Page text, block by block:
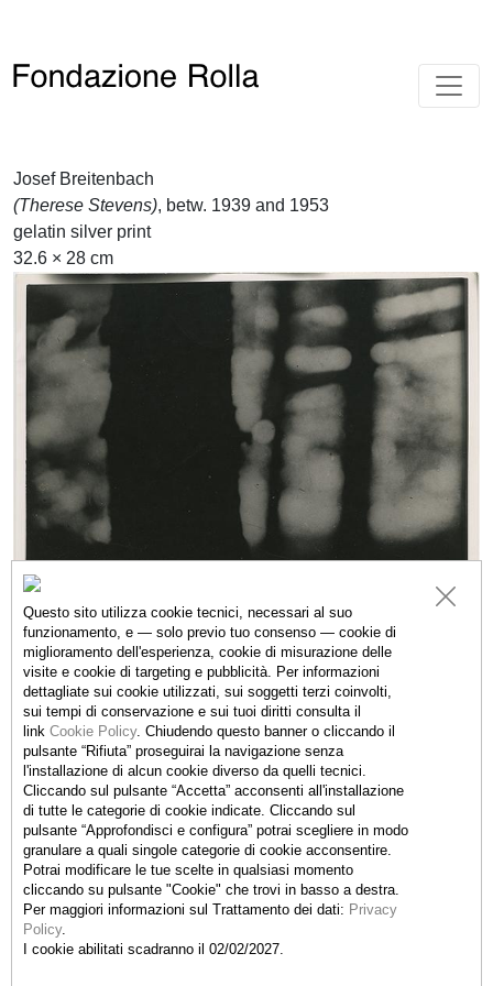
Josef Breitenbach
(Therese Stevens), betw. 1939 and 1953
gelatin silver print
32.6 × 28 cm
Questo sito utilizza cookie tecnici, necessari al suo
funzionamento, e — solo previo tuo consenso — cookie di
miglioramento dell'esperienza, cookie di misurazione delle
visite e cookie di targeting e pubblicità. Per informazioni
dettagliate sui cookie utilizzati, sui soggetti terzi coinvolti,
sui tempi di conservazione e sui tuoi diritti consulta il
link Cookie Policy. Chiudendo questo banner o cliccando il
pulsante “Rifiuta” proseguirai la navigazione senza
l'installazione di alcun cookie diverso da quelli tecnici.
Cliccando sul pulsante “Accetta” acconsenti all'installazione
di tutte le categorie di cookie indicate. Cliccando sul
pulsante “Approfondisci e configura” potrai scegliere in modo
granulare a quali singole categorie di cookie acconsentire.
Potrai modificare le tue scelte in qualsiasi momento
cliccando su pulsante "Cookie" che trovi in basso a destra.
Per maggiori informazioni sul Trattamento dei dati: Privacy
Policy.
I cookie abilitati scadranno il 02/02/2027.